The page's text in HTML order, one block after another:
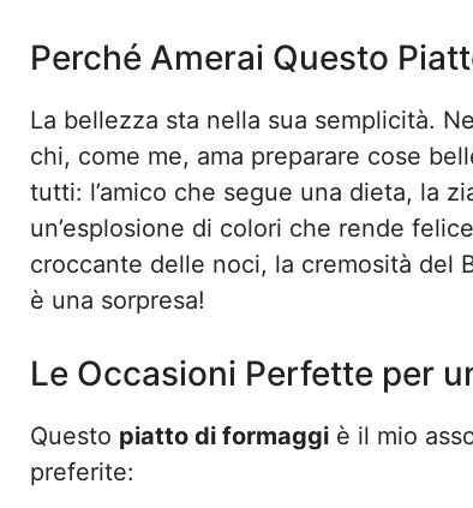
Perché Amerai Questo
La bellezza sta nella sua semplicità.
chi, come me, ama preparare cose
tutti: l’amico che segue una dieta, la
un’esplosione di colori che rende
croccante delle noci, la cremosità del
è una sorpresa!
Le Occasioni Perfette per
Questo piatto di formaggi è il mio
preferite: